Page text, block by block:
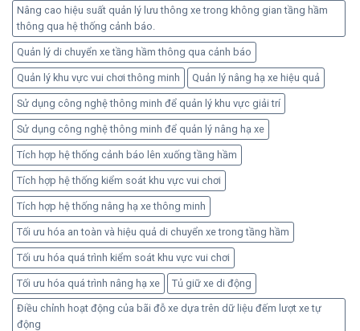
Nâng cao hiệu suất quản lý lưu thông xe trong không gian tầng hầm
thông qua hệ thống cảnh báo.
Quản lý di chuyển xe tầng hầm thông qua cảnh báo
Quản lý khu vực vui chơi thông minh Quản lý nâng hạ xe hiệu quả
Sử dụng công nghệ thông minh để quản lý khu vực giải trí
Sử dụng công nghệ thông minh để quản lý nâng hạ xe
Tích hợp hệ thống cảnh báo lên xuống tầng hầm
Tích hợp hệ thống kiểm soát khu vực vui chơi
Tích hợp hệ thống nâng hạ xe thông minh
Tối ưu hóa an toàn và hiệu quả di chuyển xe trong tầng hầm
Tối ưu hóa quá trình kiểm soát khu vực vui chơi
Tối ưu hóa quá trình nâng hạ xe Tủ giữ xe di động
Điều chỉnh hoạt động của bãi đỗ xe dựa trên dữ liệu đếm lượt xe tự
động